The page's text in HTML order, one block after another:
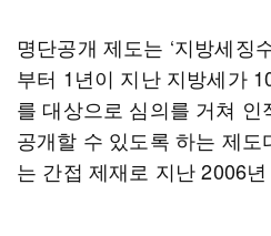
명단공개 제도는 ‘지방세징
부터 1년이 지난 지방세가
를 대상으로 심의를 거쳐
공개할 수 있도록 하는 제
는 간접 제재로 지난 2006